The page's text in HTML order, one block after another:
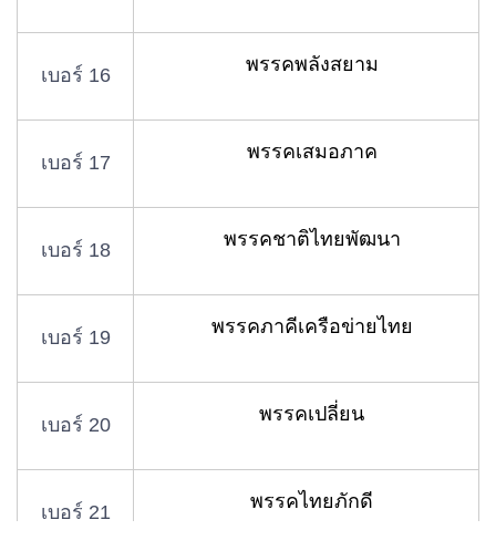
เบอร์ 16 พรรคพลังสยาม
เบอร์ 17 พรรคเสมอภาค
เบอร์ 18 พรรคชาติไทยพัฒนา
เบอร์ 19 พรรคภาคีเครือข่ายไทย
เบอร์ 20 พรรคเปลี่ยน
เบอร์ 21 พรรคไทยภักดี